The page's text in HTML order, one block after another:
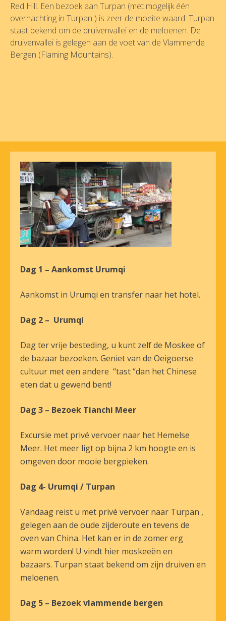
Red Hill. Een bezoek aan Turpan (met mogelijk één
overnachting in Turpan ) is zeer de moeite waard. Turpan
staat bekend om de druivenvallei en de meloenen. De
druivenvallei is gelegen aan de voet van de Vlammende
Bergen (Flaming Mountains).
Dag 1 – Aankomst Urumqi
Aankomst in Urumqi en transfer naar het hotel.
Dag 2 – Urumqi
Dag ter vrije besteding, u kunt zelf de Moskee of
de bazaar bezoeken. Geniet van de Oeigoerse
cultuur met een andere “tast “dan het Chinese
eten dat u gewend bent!
Dag 3 – Bezoek Tianchi Meer
Excursie met privé vervoer naar het Hemelse
Meer. Het meer ligt op bijna 2 km hoogte en is
omgeven door mooie bergpieken.
Dag 4- Urumqi / Turpan
Vandaag reist u met privé vervoer naar Turpan ,
gelegen aan de oude zijderoute en tevens de
oven van China. Het kan er in de zomer erg
warm worden! U vindt hier moskeeën en
bazaars. Turpan staat bekend om zijn druiven en
meloenen.
Dag 5 – Bezoek vlammende bergen